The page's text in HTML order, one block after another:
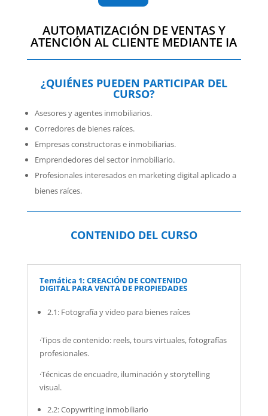
AUTOMATIZACIÓN DE VENTAS Y
ATENCIÓN AL CLIENTE MEDIANTE IA
¿QUIÉNES PUEDEN PARTICIPAR DEL
CURSO?
Asesores y agentes inmobiliarios.
Corredores de bienes raíces.
Empresas constructoras e inmobiliarias.
Emprendedores del sector inmobiliario.
Profesionales interesados en marketing digital aplicado a
bienes raíces.
CONTENIDO DEL CURSO
Temática 1: CREACIÓN DE CONTENIDO
DIGITAL PARA VENTA DE PROPIEDADES
2.1: Fotografía y video para bienes raíces
·Tipos de contenido: reels, tours virtuales, fotografías
profesionales.
·Técnicas de encuadre, iluminación y storytelling
visual.
2.2: Copywriting inmobiliario